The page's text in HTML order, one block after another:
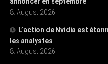
8. August 2026
L’action de Nvidia est
les analystes
8. August 2026